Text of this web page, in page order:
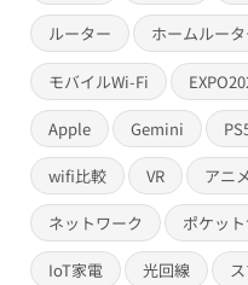
ルーター ホームルー
モバイルWi-Fi
Apple Gemini
wifi比較 VR アニメ
ネットワーク ポケッ
IoT家電 光回線